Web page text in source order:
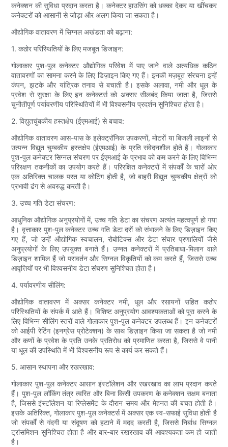
कनेक्शन की सुविधा प्रदान करता है। कनेक्टर हाउसिंग को धक्का देकर या खींचकर
कनेक्टरों को आसानी से जोड़ा और अलग किया जा सकता है।
औद्योगिक वातावरण में सिग्नल अखंडता को बढ़ाना:
1. कठोर परिस्थितियों के लिए मजबूत डिजाइन:
गोलाकार पुश-पुल कनेक्टर औद्योगिक परिवेश में पाए जाने वाले अत्यधिक कठिन
वातावरणों का सामना करने के लिए डिज़ाइन किए गए हैं। इनकी मज़बूत संरचना इन्हें
कंपन, झटके और यांत्रिक तनाव से बचाती है। इसके अलावा, नमी और धूल के
प्रवेश से सुरक्षा के लिए इन कनेक्टर्स को अक्सर सीलबंद किया जाता है, जिससे
चुनौतीपूर्ण पर्यावरणीय परिस्थितियों में भी विश्वसनीय प्रदर्शन सुनिश्चित होता है।
2. विद्युतचुंबकीय हस्तक्षेप (ईएमआई) से बचाव:
औद्योगिक वातावरण आस-पास के इलेक्ट्रॉनिक उपकरणों, मोटरों या बिजली लाइनों से
उत्पन्न विद्युत चुम्बकीय हस्तक्षेप (ईएमआई) के प्रति संवेदनशील होते हैं। गोलाकार
पुश-पुल कनेक्टर सिग्नल संचरण पर ईएमआई के प्रभाव को कम करने के लिए विभिन्न
परिरक्षण तकनीकों का उपयोग करते हैं। परिरक्षित कनेक्टरों में संपर्कों के चारों ओर
एक अतिरिक्त चालक परत या कोटिंग होती है, जो बाहरी विद्युत चुम्बकीय क्षेत्रों को
प्रभावी ढंग से अवरुद्ध करती है।
3. उच्च गति डेटा संचरण:
आधुनिक औद्योगिक अनुप्रयोगों में, उच्च गति डेटा का संचरण अत्यंत महत्वपूर्ण हो गया
है। वृत्ताकार पुश-पुल कनेक्टर उच्च गति डेटा दरों को संभालने के लिए डिज़ाइन किए
गए हैं, जो उन्हें औद्योगिक स्वचालन, रोबोटिक्स और डेटा संचार प्रणालियों जैसे
अनुप्रयोगों के लिए उपयुक्त बनाते हैं। उन्नत कनेक्टरों में प्रतिबाधा-मिलान वाले
डिज़ाइन शामिल हैं जो परावर्तन और सिग्नल विकृतियों को कम करते हैं, जिससे उच्च
आवृत्तियों पर भी विश्वसनीय डेटा संचरण सुनिश्चित होता है।
4. पर्यावरणीय सीलिंग:
औद्योगिक वातावरण में अक्सर कनेक्टर नमी, धूल और रसायनों सहित कठोर
परिस्थितियों के संपर्क में आते हैं। विशिष्ट अनुप्रयोग आवश्यकताओं को पूरा करने के
लिए विभिन्न सीलिंग स्तरों वाले गोलाकार पुश-पुल कनेक्टर उपलब्ध हैं। इन कनेक्टरों
को आईपी रेटिंग (इनग्रेस प्रोटेक्शन) के साथ डिज़ाइन किया जा सकता है जो नमी
और कणों के प्रवेश के प्रति उनके प्रतिरोध को प्रमाणित करता है, जिससे वे पानी
या धूल की उपस्थिति में भी विश्वसनीय रूप से कार्य कर सकते हैं।
5. आसान स्थापना और रखरखाव:
गोलाकार पुश-पुल कनेक्टर आसान इंस्टॉलेशन और रखरखाव का लाभ प्रदान करते
हैं। पुश-पुल लॉकिंग तंत्र त्वरित और बिना किसी उपकरण के कनेक्शन सक्षम बनाता
है, जिससे इंस्टॉलेशन या रिप्लेसमेंट के दौरान समय और मेहनत की बचत होती है।
इसके अतिरिक्त, गोलाकार पुश-पुल कनेक्टर्स में अक्सर एक स्व-सफाई सुविधा होती है
जो संपर्कों से गंदगी या संदूषण को हटाने में मदद करती है, जिससे निर्बाध सिग्नल
ट्रांसमिशन सुनिश्चित होता है और बार-बार रखरखाव की आवश्यकता कम हो जाती
है।